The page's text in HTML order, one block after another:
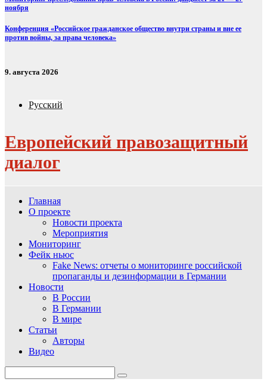
ноября
Конференция «Российское гражданское общество внутри страны и вне ее
против войны, за права человека»
9. августа 2026
Русский
Европейский правозащитный
диалог
Главная
О проекте
Новости проекта
Мероприятия
Мониторинг
Фейк ньюс
Fake News: отчеты о мониторинге российской
пропаганды и дезинформации в Германии
Новости
В России
В Германии
В мире
Статьи
Авторы
Видео
for: